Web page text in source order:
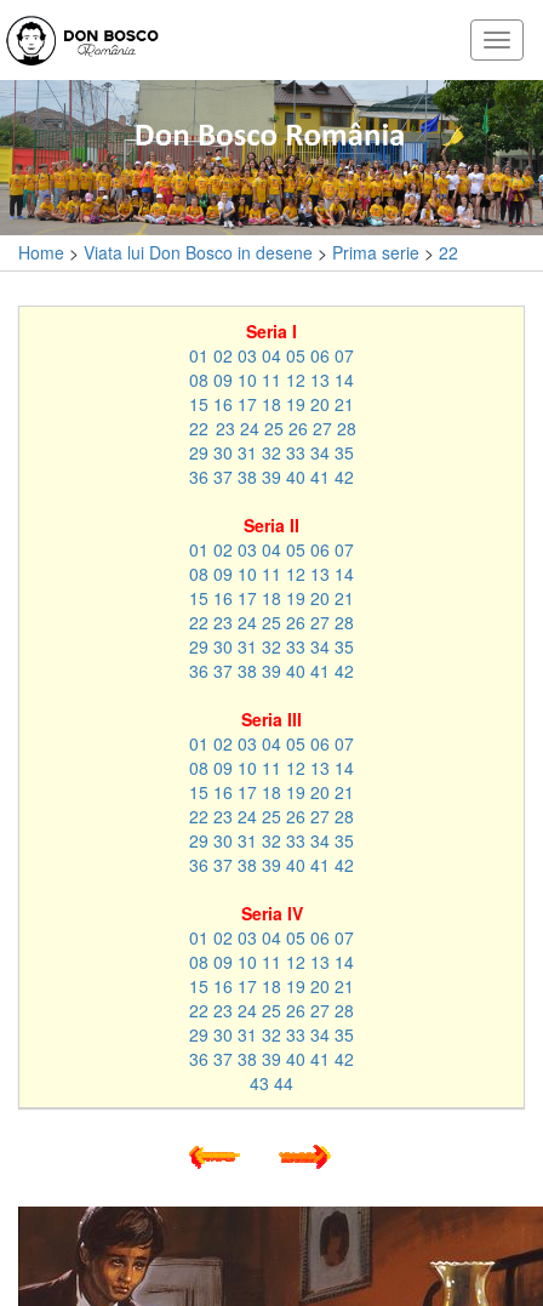
Home > Viata lui Don Bosco in desene > Prima serie > 22
Seria I
01 02 03 04 05 06 07
08 09 10 11 12 13 14
15 16 17 18 19 20 21
22 23 24 25 26 27 28
29 30 31 32 33 34 35
36 37 38 39 40 41 42
Seria II
01 02 03 04 05 06 07
08 09 10 11 12 13 14
15 16 17 18 19 20 21
22 23 24 25 26 27 28
29 30 31 32 33 34 35
36 37 38 39 40 41 42
Seria III
01 02 03 04 05 06 07
08 09 10 11 12 13 14
15 16 17 18 19 20 21
22 23 24 25 26 27 28
29 30 31 32 33 34 35
36 37 38 39 40 41 42
Seria IV
01 02 03 04 05 06 07
08 09 10 11 12 13 14
15 16 17 18 19 20 21
22 23 24 25 26 27 28
29 30 31 32 33 34 35
36 37 38 39 40 41 42
43 44